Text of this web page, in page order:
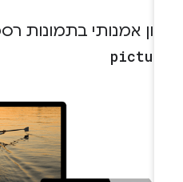
אמנותי בתמונות